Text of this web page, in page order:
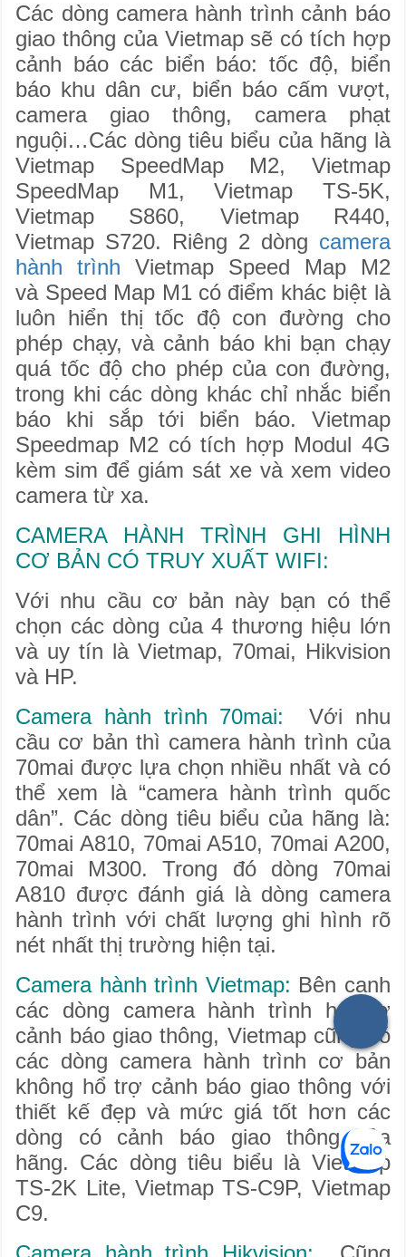
Các dòng camera hành trình cảnh báo
giao thông của Vietmap sẽ có tích hợp
cảnh báo các biển báo: tốc độ, biển
báo khu dân cư, biển báo cấm vượt,
camera giao thông, camera phạt
nguội…Các dòng tiêu biểu của hãng là
Vietmap SpeedMap M2, Vietmap
SpeedMap M1, Vietmap TS-5K,
Vietmap S860, Vietmap R440,
Vietmap S720. Riêng 2 dòng camera
hành trình Vietmap Speed Map M2
và Speed Map M1 có điểm khác biệt là
luôn hiển thị tốc độ con đường cho
phép chạy, và cảnh báo khi bạn chạy
quá tốc độ cho phép của con đường,
trong khi các dòng khác chỉ nhắc biển
báo khi sắp tới biển báo. Vietmap
Speedmap M2 có tích hợp Modul 4G
kèm sim để giám sát xe và xem video
camera từ xa.
CAMERA HÀNH TRÌNH GHI HÌNH
CƠ BẢN CÓ TRUY XUẤT WIFI:
Với nhu cầu cơ bản này bạn có thể
chọn các dòng của 4 thương hiệu lớn
và uy tín là Vietmap, 70mai, Hikvision
và HP.
Camera hành trình 70mai: Với nhu
cầu cơ bản thì camera hành trình của
70mai được lựa chọn nhiều nhất và có
thể xem là “camera hành trình quốc
dân”. Các dòng tiêu biểu của hãng là:
70mai A810, 70mai A510, 70mai A200,
70mai M300. Trong đó dòng 70mai
A810 được đánh giá là dòng camera
hành trình với chất lượng ghi hình rõ
nét nhất thị trường hiện tại.
Camera hành trình Vietmap: Bên cạnh
các dòng camera hành trình hổ trợ
cảnh báo giao thông, Vietmap cũng có
các dòng camera hành trình cơ bản
không hổ trợ cảnh báo giao thông với
thiết kế đẹp và mức giá tốt hơn các
dòng có cảnh báo giao thông của
hãng. Các dòng tiêu biểu là Vietmap
TS-2K Lite, Vietmap TS-C9P, Vietmap
C9.